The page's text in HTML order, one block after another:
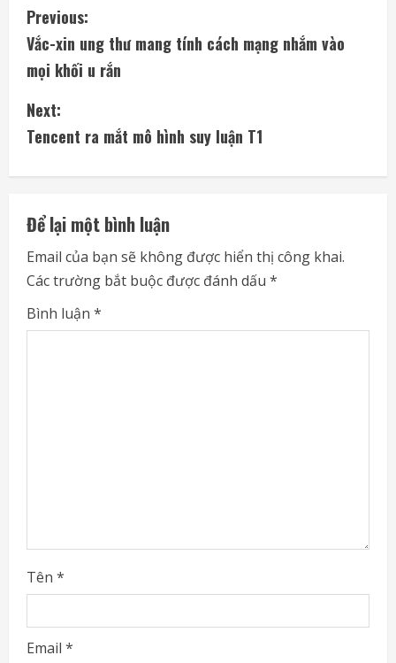
C
o
n
t
i
n
u
e
R
g
Previous:
Vắc-xin ung thư mang tính cách mạng nhắm vào
mọi khối u rắn
Next:
Tencent ra mắt mô hình suy luận T1
Để lại một bình luận
Email của bạn sẽ không được hiển thị công khai.
Các trường bắt buộc được đánh dấu *
Bình luận *
Tên *
Email *